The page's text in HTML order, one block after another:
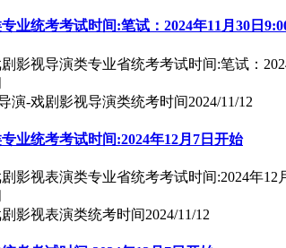
业统考考试时间:笔试：2024年11月30日
影视导演类专业省统考考试时间:笔试：
演-戏剧影视导演类统考时间2024/11/12
业统考考试时间:2024年12月7日开始
影视表演类专业省统考考试时间:2024年
影视表演类统考时间2024/11/12